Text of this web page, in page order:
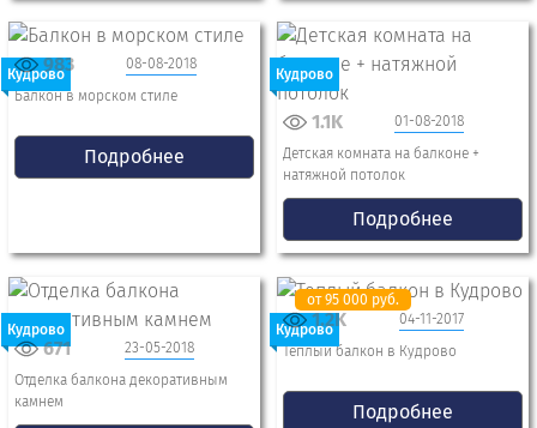
Кудрово
08-08-2018
983
Балкон в морском стиле
Подробнее
Кудрово
01-08-2018
1.1K
Детская комната на балконе +
натяжной потолок
Подробнее
Кудрово
23-05-2018
671
Отделка балкона декоративным
камнем
Кудрово
от 95 000 руб.
04-11-2017
1.2K
Теплый балкон в Кудрово
Подробнее